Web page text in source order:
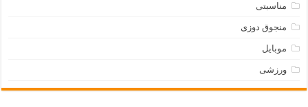
مناسبتی
منجوق دوزی
موبایل
ورزشی